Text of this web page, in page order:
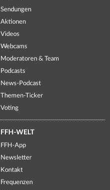
Sendungen
Aktionen
Videos
Webcams
Moderatoren & Team
Podcasts
News-Podcast
Themen-Ticker
Voting
FFH-WELT
FFH-App
Newsletter
Kontakt
Frequenzen